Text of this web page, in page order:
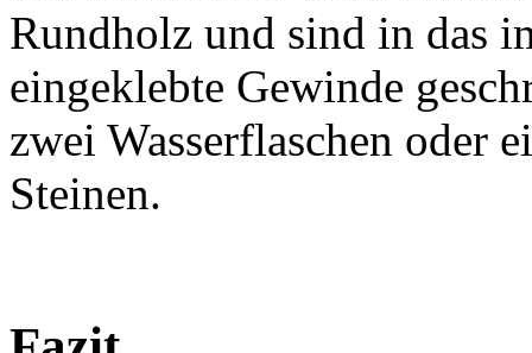
Rundholz und sind in das
eingeklebte Gewinde
zwei Wasserflaschen oder
Steinen.